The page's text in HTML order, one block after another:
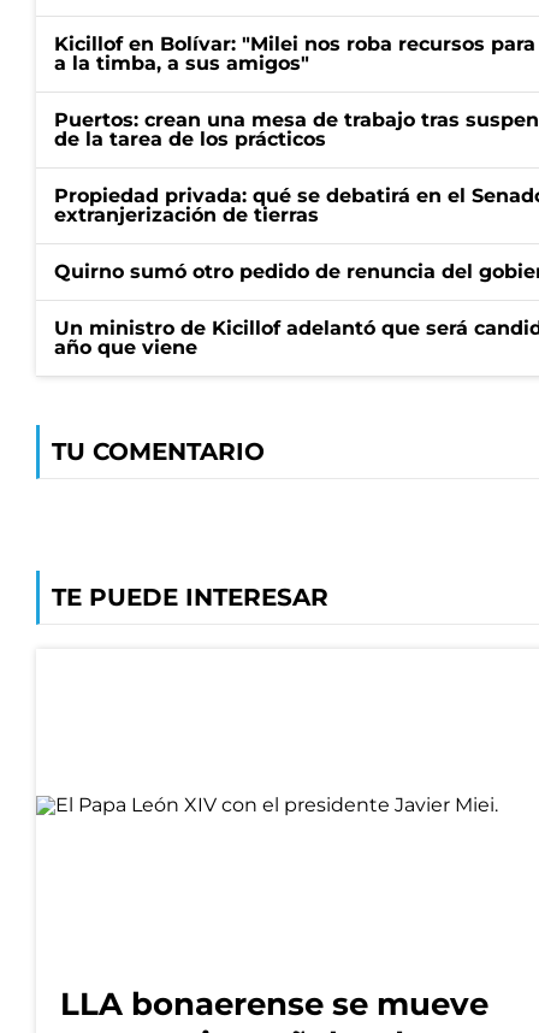
Kicillof en Bolívar: "Milei nos roba recursos
a la timba, a sus amigos"
Puertos: crean una mesa de trabajo tras
de la tarea de los prácticos
Propiedad privada: qué se debatirá en el
extranjerización de tierras
Quirno sumó otro pedido de renuncia del
Un ministro de Kicillof adelantó que será
año que viene
TU COMENTARIO
TE PUEDE INTERESAR
LLA bonaerense se mueve